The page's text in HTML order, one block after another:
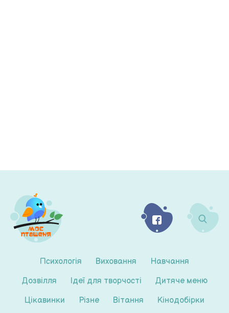
Психологія Виховання
Навчання
Дозвілля
Ідеї для творчості
Дитяче меню
Цікавинки
Різне Вітання Кінодобірки